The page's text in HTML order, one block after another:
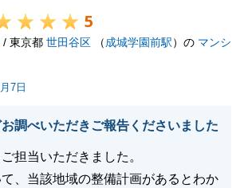
ろしくお願いいたします。
5
/ 東京都 世田谷区 （成城学園前駅）の マンシ
7日
調べいただきご報告くださいました
担当いただきました。
、当該地域の整備計画があるとわか